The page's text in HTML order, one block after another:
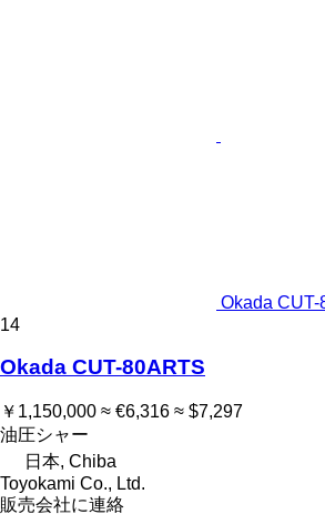
Okada
14
Okada CUT-80ARTS
￥1,150,000 ≈ €6,316 ≈ $7,297
油圧シャー
日本, Chiba
Toyokami Co., Ltd.
販売会社に連絡